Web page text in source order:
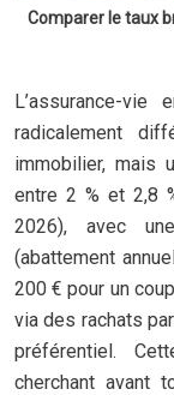
Comparer le taux
L’assurance-
radicalement
immobilier, mais
entre 2 % et 2,8
2026), avec
(abattement
200 € pour un
via des rachats
préférentiel.
cherchant avant